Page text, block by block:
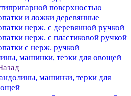
поверхностью
и ложки деревянные
нерж. с деревянной ручкой
нерж. с пластиковой ручкой
с нерж. ручкой
машинки, терки для овощей
машинки, терки для